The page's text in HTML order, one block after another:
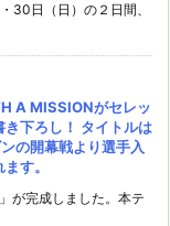
30日（日）の２日間、
A MISSIONがセレッ
下ろし！ タイトルは
の開幕戦より選手入
す。
が完成しました。本テ